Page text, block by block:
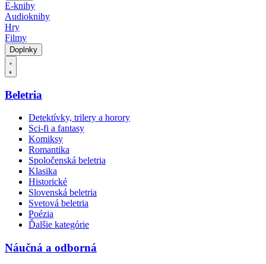
E-knihy
Audioknihy
Hry
Filmy
Doplnky
Beletria
Detektívky, trilery a horory
Sci-fi a fantasy
Komiksy
Romantika
Spoločenská beletria
Klasika
Historické
Slovenská beletria
Svetová beletria
Poézia
Ďalšie kategórie
Náučná a odborná